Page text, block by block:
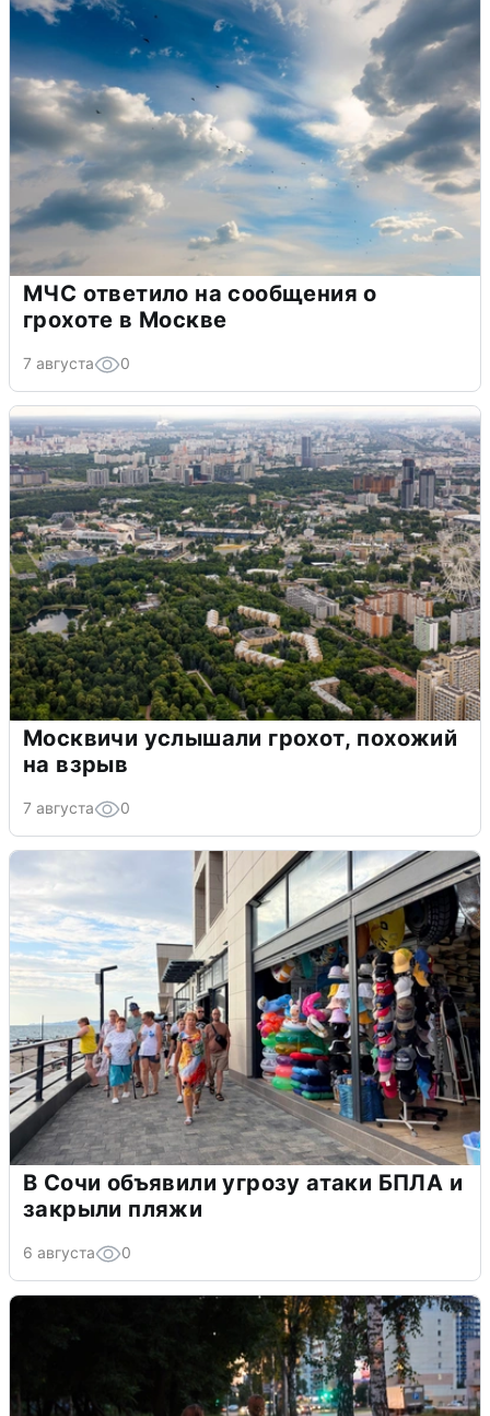
МЧС ответило на сообщения о
грохоте в Москве
7 августа 0
Москвичи услышали грохот, похожий
на взрыв
7 августа 0
В Сочи объявили угрозу атаки БПЛА и
закрыли пляжи
6 августа 0